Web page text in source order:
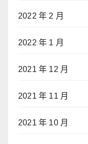
2022 年 2 月
2022 年 1 月
2021 年 12 月
2021 年 11 月
2021 年 10 月